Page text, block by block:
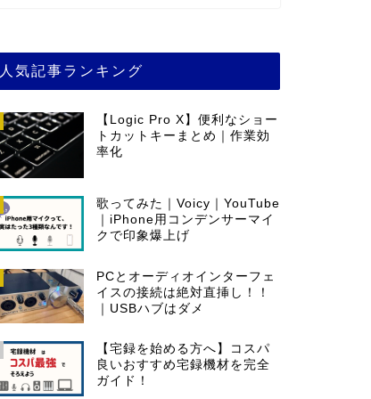
人気記事ランキング
【Logic Pro X】便利なショー
トカットキーまとめ｜作業効
率化
歌ってみた｜Voicy｜YouTube
｜iPhone用コンデンサーマイ
クで印象爆上げ
PCとオーディオインターフェ
イスの接続は絶対直挿し！！
｜USBハブはダメ
【宅録を始める方へ】コスパ
良いおすすめ宅録機材を完全
ガイド！